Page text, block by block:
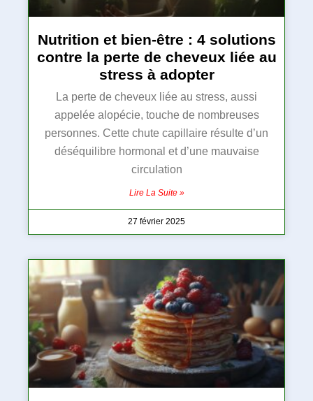
Nutrition et bien-être : 4 solutions
contre la perte de cheveux liée au
stress à adopter
La perte de cheveux liée au stress, aussi
appelée alopécie, touche de nombreuses
personnes. Cette chute capillaire résulte d’un
déséquilibre hormonal et d’une mauvaise
circulation
Lire La Suite »
27 février 2025